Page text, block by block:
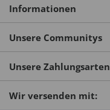
Informationen
Unsere Communitys
Unsere Zahlungsarten
Wir versenden mit: